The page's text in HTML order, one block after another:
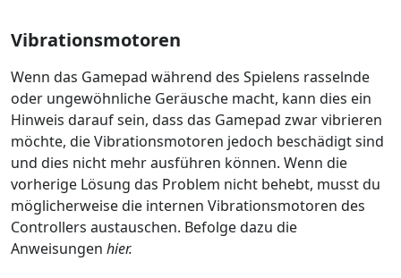
Vibrationsmotoren
Wenn das Gamepad während des Spielens rasselnde
oder ungewöhnliche Geräusche macht, kann dies ein
Hinweis darauf sein, dass das Gamepad zwar vibrieren
möchte, die Vibrationsmotoren jedoch beschädigt sind
und dies nicht mehr ausführen können. Wenn die
vorherige Lösung das Problem nicht behebt, musst du
möglicherweise die internen Vibrationsmotoren des
Controllers austauschen. Befolge dazu die
Anweisungen hier.